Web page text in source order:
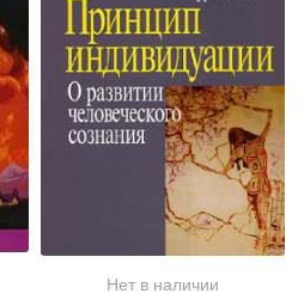
Нет в наличии